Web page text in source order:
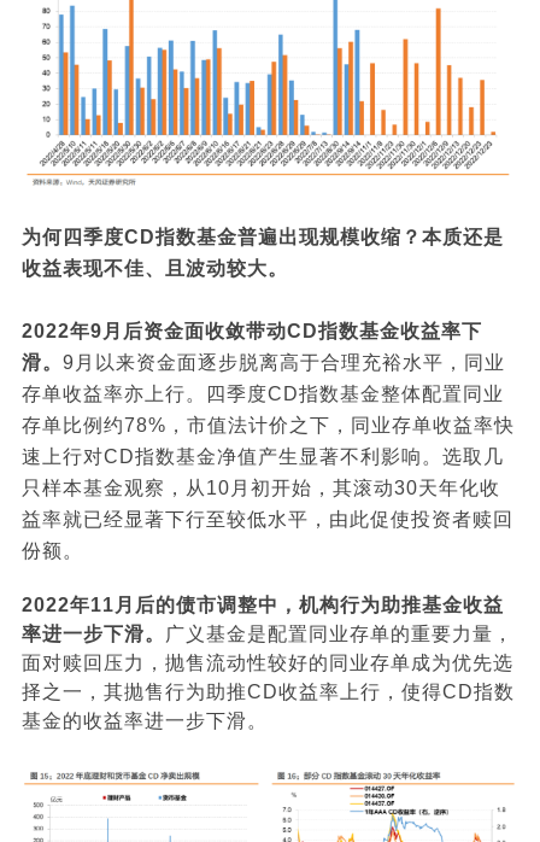
为何四季度CD指数基金普遍出现规模收缩？本质还是
收益表现不佳、且波动较大。
2022年9月后资金面收敛带动CD指数基金收益率下
滑。 9月以来资金面逐步脱离高于合理充裕水平，同业
存单收益率亦上行。四季度CD指数基金整体配置同业
存单比例约78%，市值法计价之下，同业存单收益率快
速上行对CD指数基金净值产生显著不利影响。选取几
只样本基金观察，从10月初开始，其滚动30天年化收
益率就已经显著下行至较低水平，由此促使投资者赎回
份额。
2022年11月后的债市调整中，机构行为助推基金收益
率进一步下滑。
广义基金是配置同业存单的重要力量，
面对赎回压力，抛售流动性较好的同业存单成为优先选
择之一，其抛售行为助推CD收益率上行，使得CD指数
基金的收益率进一步下滑。